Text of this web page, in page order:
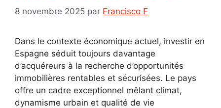
8 novembre 2025 par Francisco F
Dans le contexte économique actuel, investir en
Espagne séduit toujours davantage
d’acquéreurs à la recherche d’opportunités
immobilières rentables et sécurisées. Le pays
offre un cadre exceptionnel mêlant climat,
dynamisme urbain et qualité de vie